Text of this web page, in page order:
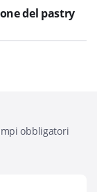
del pastry
obbligatori